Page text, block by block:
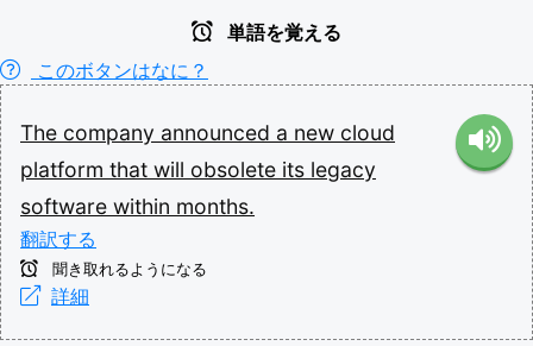
単語を覚える
このボタンはなに？
The company announced a new cloud
platform that will obsolete its legacy
software within months.
翻訳する
聞き取れるようになる
詳細